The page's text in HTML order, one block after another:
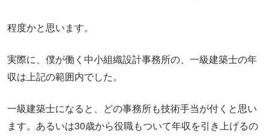
程度かと思います。
実際に、僕が働く中小組織設計事務所の、一級建築士の年
収は上記の範囲内でした。
一級建築士になると、どの事務所も技術手当が付くと思い
ます。あるいは30歳から役職もついて年収を引き上げるの